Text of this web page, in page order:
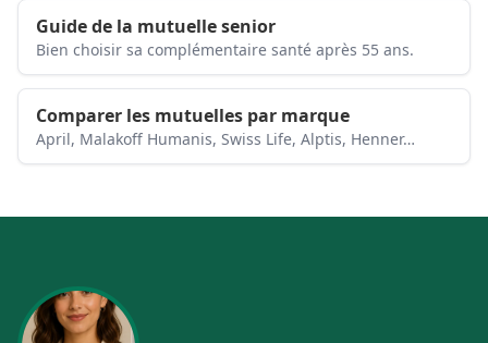
Guide de la mutuelle senior
Bien choisir sa complémentaire santé après 55 ans.
Comparer les mutuelles par marque
April, Malakoff Humanis, Swiss Life, Alptis, Henner…